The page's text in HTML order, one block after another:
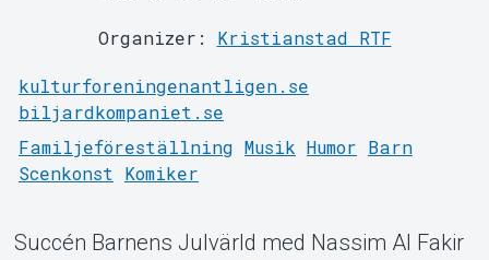
Support
Organizer: Kristianstad RTF
kulturforeningenantligen.se
biljardkompaniet.se
Familjeföreställning Musik Humor Barn
Scenkonst
Komiker
Succén Barnens Julvärld med Nassim Al Fakir